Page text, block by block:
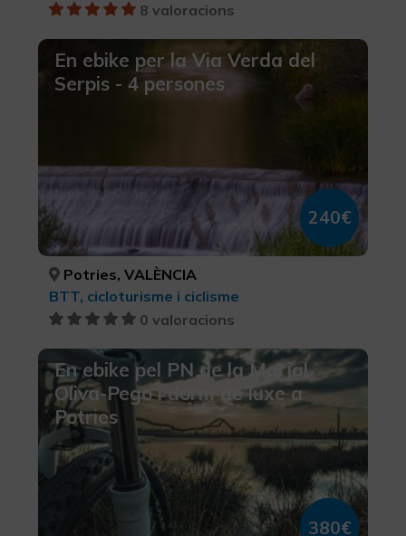
8 valoracions
En ebike per la Via Verda del
Serpis - 4 persones
240€
Potries, VALÈNCIA
BTT, cicloturisme i ciclisme
0 valoracions
En ebike pel PN de la Marjal
Oliva-Pego i dorm de luxe a
Potries
380€